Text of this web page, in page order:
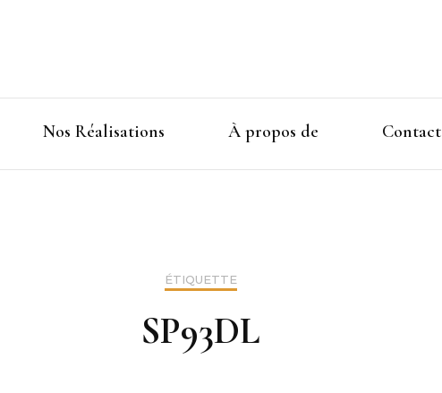
Nos Réalisations À propos de Contact
ÉTIQUETTE
SP93DL